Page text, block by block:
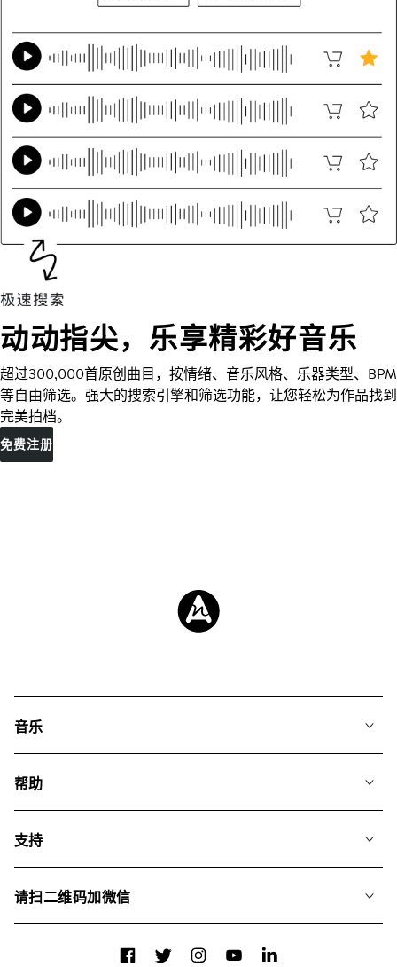
动动指尖，乐享精彩好音乐
超过300,000首原创曲目，按情绪、音乐风格、乐器类型、BPM
等自由筛选。强大的搜索引擎和筛选功能，让您轻松为作品找到
完美拍档。
免费注册
音乐
搜索
专辑
帮助
我们如何运用AI
支持
关于我们
请扫二维码加微信
FacebookTwitterInstagramYouTubeLinkedIn